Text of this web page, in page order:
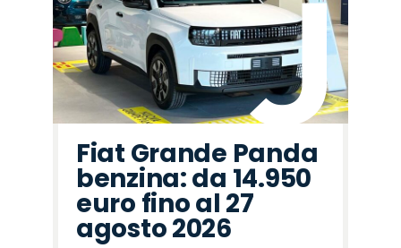
Fiat Grande Panda
benzina: da 14.950
euro fino al 27
agosto 2026